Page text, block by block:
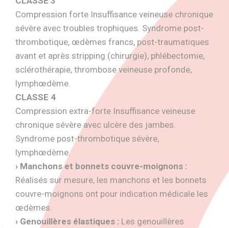
Compression forte Insuffisance veineuse chronique
sévère avec troubles trophiques. Syndrome post-
thrombotique, œdèmes francs, post-traumatiques
avant et après stripping (chirurgie), phlébectomie,
sclérothérapie, thrombose veineuse profonde,
lymphœdème.
CLASSE 4
Compression extra-forte Insuffisance veineuse
chronique sévère avec ulcère des jambes.
Syndrome post-thrombotique sévère,
lymphœdème.
› Manchons et bonnets couvre-moignons :
Réalisés sur mesure, les manchons et les bonnets
couvre-moignons ont pour indication médicale les
œdèmes.
› Genouillères élastiques : Les genouillères